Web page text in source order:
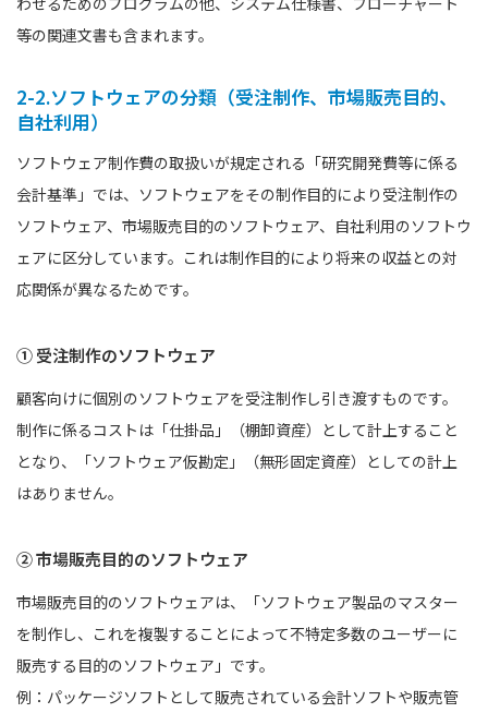
等の関連文書も含まれます。
2-2.ソフトウェアの分類（受注制作、市場販売目的、
自社利用）
ソフトウェア制作費の取扱いが規定される「研究開発費等に係る
会計基準」では、ソフトウェアをその制作目的により受注制作の
ソフトウェア、市場販売目的のソフトウェア、自社利用のソフトウ
ェアに区分しています。これは制作目的により将来の収益との対
応関係が異なるためです。
① 受注制作のソフトウェア
顧客向けに個別のソフトウェアを受注制作し引き渡すものです。
制作に係るコストは「仕掛品」（棚卸資産）として計上すること
となり、「ソフトウェア仮勘定」（無形固定資産）としての計上
はありません。
② 市場販売目的のソフトウェア
市場販売目的のソフトウェアは、「ソフトウェア製品のマスター
を制作し、これを複製することによって不特定多数のユーザーに
販売する目的のソフトウェア」です。
例：パッケージソフトとして販売されている会計ソフトや販売管